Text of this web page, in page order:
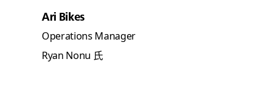
Ari Bikes
Operations Manager
Ryan Nonu 氏